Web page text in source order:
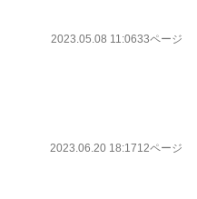
2023.05.08 11:0633ページ
2023.06.20 18:1712ページ